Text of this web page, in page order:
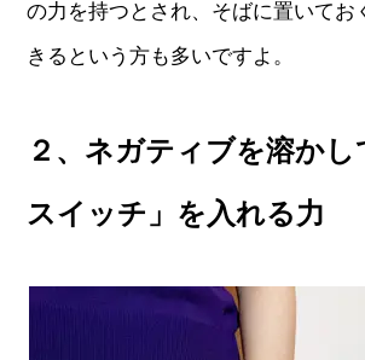
の力を持つとされ、そばに置いてお
きるという方も多いですよ。
２、ネガティブを溶かし
スイッチ」を入れる力